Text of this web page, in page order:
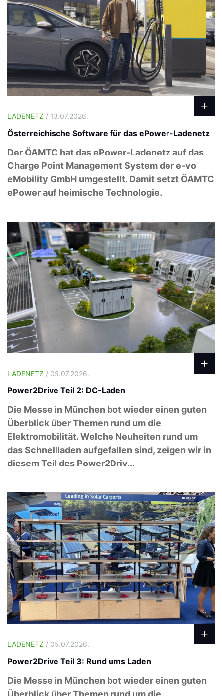
LADENETZ / 13.07.2026.
Österreichische Software für das ePower-Ladenetz
Der ÖAMTC hat das ePower-Ladenetz auf das
Charge Point Management System der e-vo
eMobility GmbH umgestellt. Damit setzt ÖAMTC
ePower auf heimische Technologie.
LADENETZ / 05.07.2026.
Power2Drive Teil 2: DC-Laden
Die Messe in München bot wieder einen guten
Überblick über Themen rund um die
Elektromobilität. Welche Neuheiten rund um
das Schnellladen aufgefallen sind, zeigen wir in
diesem Teil des Power2Driv...
LADENETZ / 05.07.2026.
Power2Drive Teil 3: Rund ums Laden
Die Messe in München bot wieder einen guten
Überblick über Themen rund um die